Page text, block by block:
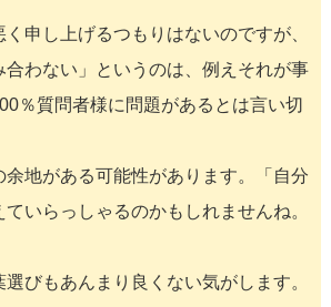
申し上げるつもりはないのですが、
わない」というのは、例えそれが事
％質問者様に問題があるとは言い切
地がある可能性があります。「自分
いらっしゃるのかもしれませんね。
びもあんまり良くない気がします。